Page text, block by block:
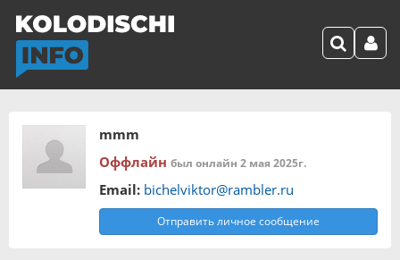
mmm
Оффлайн был онлайн 2 мая 2025г.
Email: bichelviktor@rambler.ru
Отправить личное сообщение